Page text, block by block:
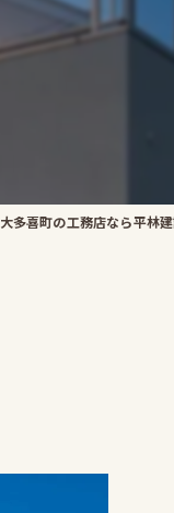
大多喜町の工務店なら平林